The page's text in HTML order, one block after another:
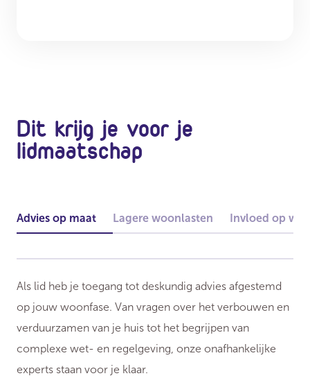
Dit krijg je voor je
lidmaatschap
Advies op maat Lagere woonlasten Invloed op
Als lid heb je toegang tot deskundig advies afgestemd
op jouw woonfase. Van vragen over het verbouwen en
verduurzamen van je huis tot het begrijpen van
complexe wet- en regelgeving, onze onafhankelijke
experts staan voor je klaar.